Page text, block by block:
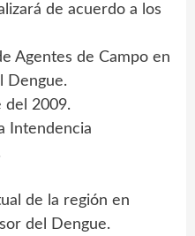
de acuerdo a los
Agentes de Campo en
Dengue.
del 2009.
Intendencia
de la región en
del Dengue.